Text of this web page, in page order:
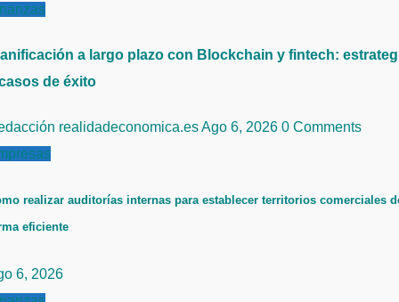
a largo plazo con Blockchain y fintech:
de éxito
realidadeconomica.esAgo 6, 2026 0 Comments
realizar auditorías internas para establecer territorios comerciales
eficiente
6, 2026